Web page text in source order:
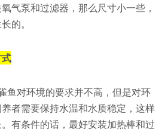
气泵和过滤器，那么尺寸小一些，
的。
鱼对环境的要求并不高，但是对环
者需要保持水温和水质稳定，这样
有条件的话，最好安装加热棒和过